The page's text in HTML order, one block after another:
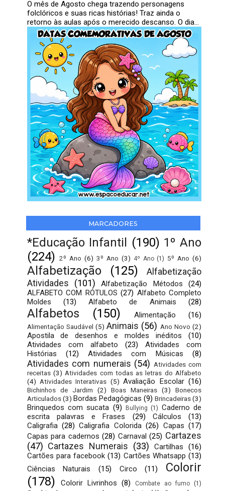
O mês de Agosto chega trazendo personagens
folclóricos e suas ricas histórias! Traz ainda o
retorno às aulas após o merecido descanso. O dia...
MARCADORES
*Educação Infantil (190) 1º Ano
(224) 2º Ano (6) 3º Ano (3) 4º Ano (1) 5º Ano (6)
Alfabetização (125)
Alfabetização
Atividades
(101) Alfabetização Métodos
(24)
ALFABETO COM RÓTULOS (27) Alfabeto Completo
Moldes
(13) Alfabeto de Animais (28)
Alfabetos (150) Alimentação (16)
Alimentação Saudável (5) Animais (56) Ano Novo (2)
Apostila de desenhos e moldes inéditos
(10)
Atividades com alfabeto
(23)
Atividades com
Histórias
(12) Atividades com Músicas (8)
Atividades com numerais (54) Atividades com
receitas (3) Atividades com todas as letras do Alfabeto
(4) Atividades Interativas (5) Avaliação Escolar (16)
Bichinhos de Jardim (2) Boas Maneiras (3)
Bonecos
Articulados (3) Bordas Pedagógicas (9) Brincadeiras(3)
Brinquedos com sucata (9) Bullying (1) Caderno de
escrita palavras e Frases
(29) Cálculos
(13)
Caligrafia (28) Caligrafia Colorida (26) Capas (17)
Capas para cadernos (28) Carnaval (25) Cartazes
(47) Cartazes Numerais (33) Cartilhas
(16)
Cartões para facebook (13) Cartões Whatsapp (13)
Ciências Naturais
(15) Circo (11)
Colorir
(178)
Colorir Livrinhos (8) Combate ao fumo (1)